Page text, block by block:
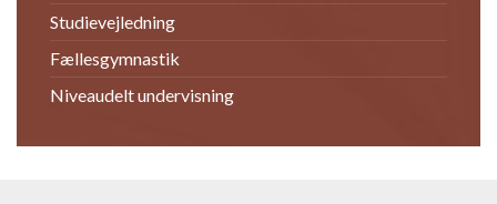
Studievejledning
Fællesgymnastik
Niveaudelt undervisning